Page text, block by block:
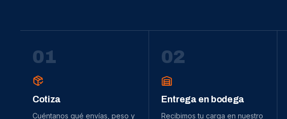
01
Cotiza
Cuéntanos qué envías, peso y
02
Entrega en bodega
Recibimos tu carga en nuestro